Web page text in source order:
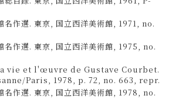
名作選. 東京, 国立西洋美術館, 1971, no.
名作選. 東京, 国立西洋美術館, 1975, no.
vie et l'œuvre de Gustave Courbet.
Paris, 1978, p. 72, no. 663, repr.
名作選. 東京, 国立西洋美術館, 1978, no.